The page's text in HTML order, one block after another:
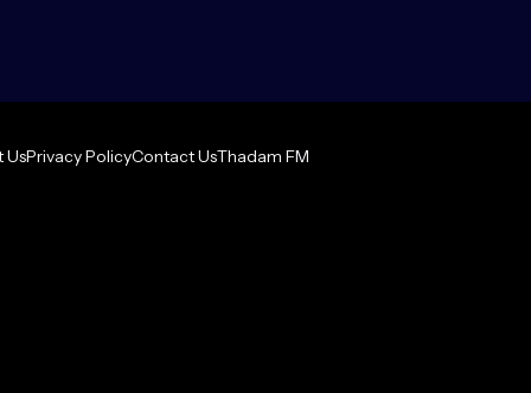
UsPrivacy PolicyContact UsThadam FM